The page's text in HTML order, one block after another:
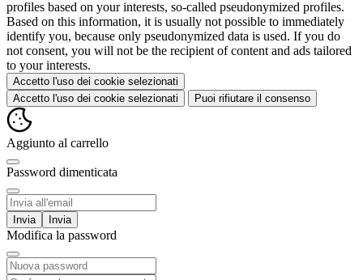
profiles based on your interests, so-called pseudonymized profiles.
Based on this information, it is usually not possible to immediately
identify you, because only pseudonymized data is used. If you do
not consent, you will not be the recipient of content and ads tailored
to your interests.
Accetto l'uso dei cookie selezionati
Accetto l'uso dei cookie selezionati
Puoi rifiutare il consenso
Aggiunto al carrello
Password dimenticata
Invia
Modifica la password